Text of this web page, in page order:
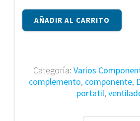
Componente
DAOZD1TB6F0
AÑADIR AL CARRITO
Categoría: Varios
complemento, componente,
portatil,